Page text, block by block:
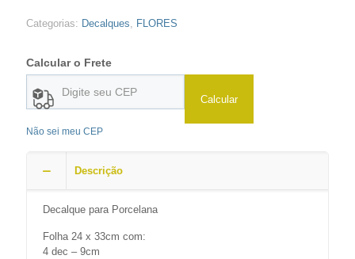
Categorias: Decalques, FLORES
Calcular o Frete
Calcular
Não sei meu CEP
Descrição
Decalque para Porcelana
Folha 24 x 33cm com:
4 dec – 9cm